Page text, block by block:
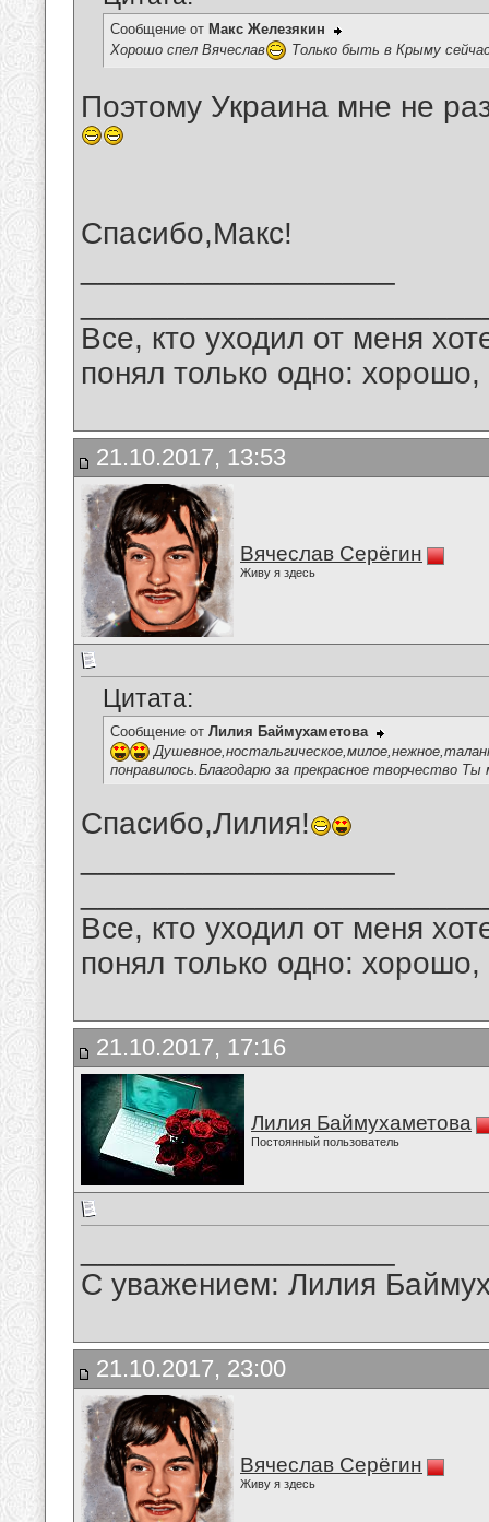
Сообщение от Макс Железякин
Хорошо спел Вячеслав
Только быть в Крыму
Поэтому Украина мне не
Спасибо,Макс!
Все, кто уходил от меня
понял только одно:
21.10.2017, 13:53
Вячеслав Серёгин
Живу я здесь
Цитата:
Сообщение от Лилия Баймухаметова
понравилось.Благодарю за прекрасное творчество Ты
Спасибо,Лилия!
Все, кто уходил от меня
понял только одно:
21.10.2017, 17:16
Лилия Баймухаметова
Постоянный пользователь
С уважением: Лилия
21.10.2017, 23:00
Вячеслав Серёгин
Живу я здесь